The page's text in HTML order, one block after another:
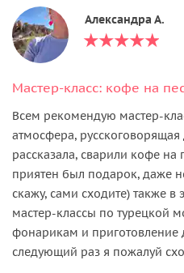
Александра А.
Всем рекомендую мастер-
атмосфера,
рассказала, сварили кофе на
приятен был подарок, даже
скажу, сами сходите) также в
мастер-классы по турецкой
фонарикам и приготовление
следующий раз я пожалуй